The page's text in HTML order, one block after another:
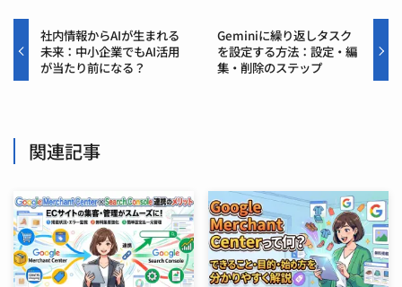
社内情報からAIが生まれる
未来：中小企業でもAI活用
が当たり前になる？
Geminiに繰り返しタスク
を設定する方法：設定・編
集・削除のステップ
関連記事